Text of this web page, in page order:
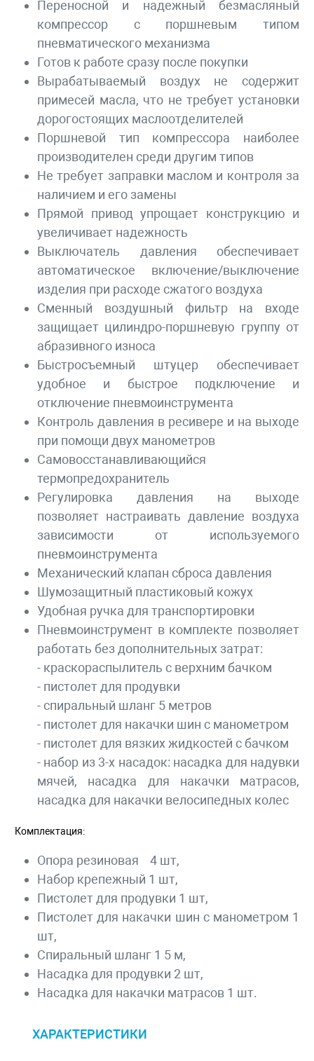
Переносной и надежный безмасляный
компрессор с поршневым типом
пневматического механизма
Готов к работе сразу после покупки
Вырабатываемый воздух не содержит
примесей масла, что не требует установки
дорогостоящих маслоотделителей
Поршневой тип компрессора наиболее
производителен среди другим типов
Не требует заправки маслом и контроля за
наличием и его замены
Прямой привод упрощает конструкцию и
увеличивает надежность
Выключатель давления обеспечивает
автоматическое включение/выключение
изделия при расходе сжатого воздуха
Сменный воздушный фильтр на входе
защищает цилиндро-поршневую группу от
абразивного износа
Быстросъемный штуцер обеспечивает
удобное и быстрое подключение и
отключение пневмоинструмента
Контроль давления в ресивере и на выходе
при помощи двух манометров
Самовосстанавливающийся
термопредохранитель
Регулировка давления на выходе
позволяет настраивать давление воздуха
зависимости от используемого
пневмоинструмента
Механический клапан сброса давления
Шумозащитный пластиковый кожух
Удобная ручка для транспортировки
Пневмоинструмент в комплекте позволяет
работать без дополнительных затрат:
- краскораспылитель с верхним бачком
- пистолет для продувки
- спиральный шланг 5 метров
- пистолет для накачки шин с манометром
- пистолет для вязких жидкостей с бачком
- набор из 3-х насадок: насадка для надувки
мячей, насадка для накачки матрасов,
насадка для накачки велосипедных колес
Комплектация:
Опора резиновая 4 шт,
Набор крепежный 1 шт,
Пистолет для продувки 1 шт,
Пистолет для накачки шин с манометром 1
шт,
Спиральный шланг 1 5 м,
Насадка для продувки 2 шт,
Насадка для накачки матрасов 1 шт.
ХАРАКТЕРИСТИКИ